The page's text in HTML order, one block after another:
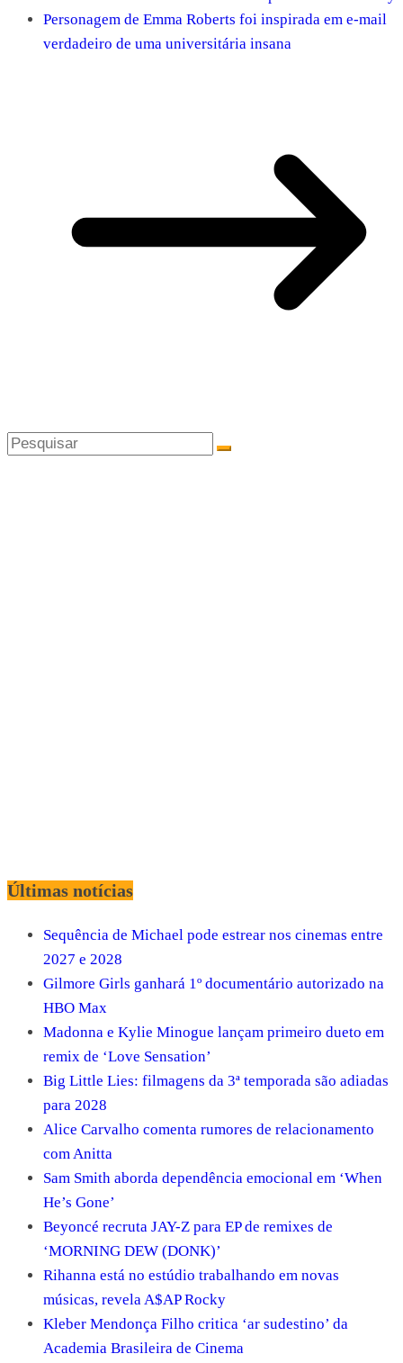
Personagem de Emma Roberts foi inspirada em e-mail
verdadeiro de uma universitária insana
Últimas notícias
Sequência de Michael pode estrear nos cinemas entre
2027 e 2028
Gilmore Girls ganhará 1º documentário autorizado na
HBO Max
Madonna e Kylie Minogue lançam primeiro dueto em
remix de ‘Love Sensation’
Big Little Lies: filmagens da 3ª temporada são adiadas
para 2028
Alice Carvalho comenta rumores de relacionamento
com Anitta
Sam Smith aborda dependência emocional em ‘When
He’s Gone’
Beyoncé recruta JAY-Z para EP de remixes de
‘MORNING DEW (DONK)’
Rihanna está no estúdio trabalhando em novas
músicas, revela A$AP Rocky
Kleber Mendonça Filho critica ‘ar sudestino’ da
Academia Brasileira de Cinema